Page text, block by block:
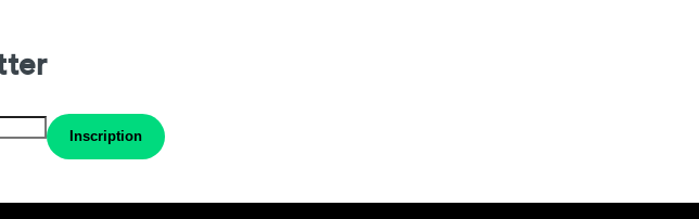
:
Inscription